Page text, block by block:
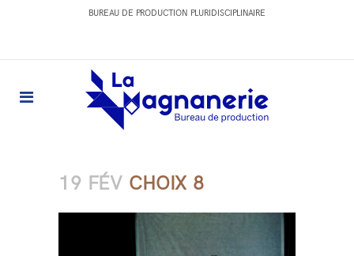
BUREAU DE PRODUCTION PLURIDISCIPLINAIRE
19 FÉV CHOIX 8